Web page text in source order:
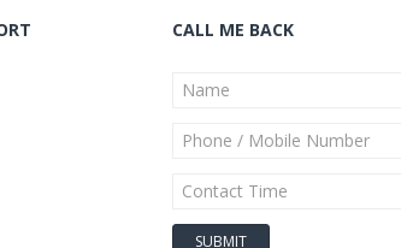
CALL ME BACK